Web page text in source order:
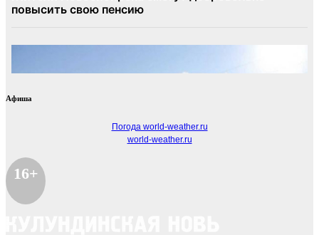
Афиша
Погода world-weather.ru
world-weather.ru
16+